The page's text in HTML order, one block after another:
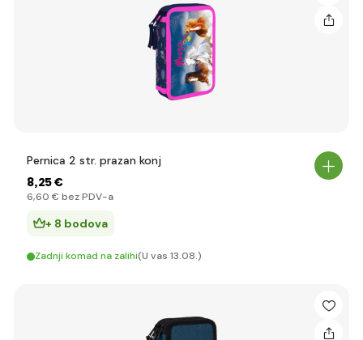
Pernica 2 str. prazan konj
8,25 €
6,60 € bez PDV-a
+ 8 bodova
Zadnji komad na zalihi(U vas 13.08.)